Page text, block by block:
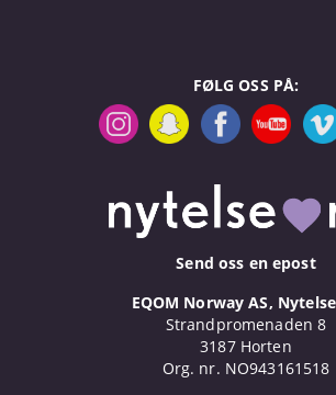
FØLG OSS PÅ:
Send oss en epost
EQOM Norway AS,
Strandpromenaden 8
3187 Horten
Org. nr. NO943161518